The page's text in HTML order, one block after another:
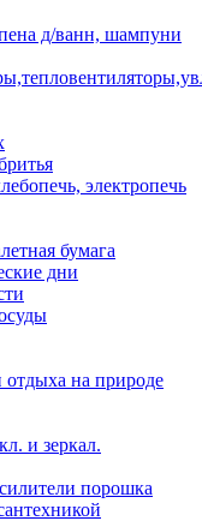
д/ванн, шампуни
электропечь
бумага
дни
на природе
и зеркал.
порошка